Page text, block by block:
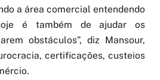
a área comercial entendendo
é também de ajudar os
obstáculos”, diz Mansour,
certificações, custeios